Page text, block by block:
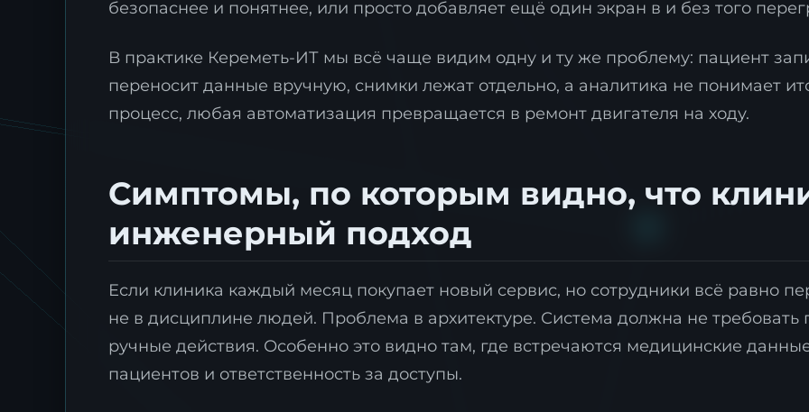
безопаснее и понятнее, или просто добавляет ещё один экран в и без того
В практике Кереметь-ИТ мы всё чаще видим одну и ту же проблему: пациент
переносит данные вручную, снимки лежат отдельно, а аналитика не понимает
процесс, любая автоматизация превращается в ремонт двигателя на ходу.
Симптомы, по которым видно, что
инженерный подход
Если клиника каждый месяц покупает новый сервис, но сотрудники всё равно
не в дисциплине людей. Проблема в архитектуре. Система должна не требовать
ручные действия. Особенно это видно там, где встречаются медицинские
пациентов и ответственность за доступы.